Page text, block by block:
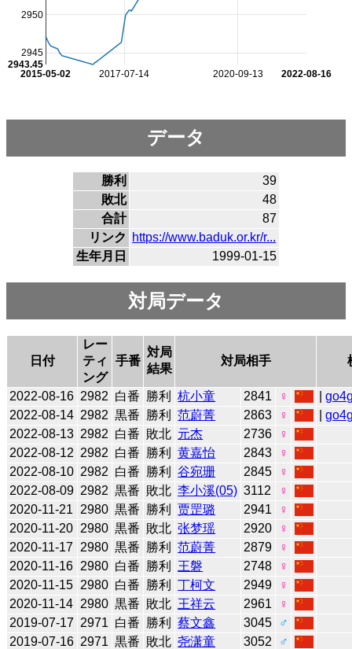
2017-07-14 2020-09-13
2015-05-02 2022-08-16
2945
2950
2943.45
データ
勝利
39
敗北
48
合計
87
リンク
https://www.baduk.or.kr/r...
生年月日
1999-01-15
対局データ
日付
レー
ティ
ング
手番
対局
結果
対局相手
2022-08-16 2982 白番 勝利 杭小童 2841 ♀ |
2022-08-14 2982 黒番 勝利 范蔚菁 2863 ♀ |
2022-08-13 2982 白番 敗北 元杰 2736
♀
2022-08-12 2982 白番 勝利 黄嘉怡 2843
♀
2022-08-10 2982 白番 勝利 谷宛珊 2845
♀
2022-08-09 2982 黒番 敗北 李小溪(05) 3112
♀
2020-11-21
2980 黒番 勝利 贾罡璐 2941
♀
2020-11-20 2980 黒番 敗北 张梦瑶 2920
♀
2020-11-17
2980 黒番 勝利 范蔚菁 2879
♀
2020-11-16 2980 白番 勝利 王磐 2748
♀
2020-11-15 2980 白番 勝利 丁柯文 2949
♀
2020-11-14 2980 黒番 敗北 王祥云 2961
♀
2019-07-17 2971 白番 勝利 蔡文鑫 3045
♂
2019-07-16 2971 黒番 敗北 尧潇童 3052
♂